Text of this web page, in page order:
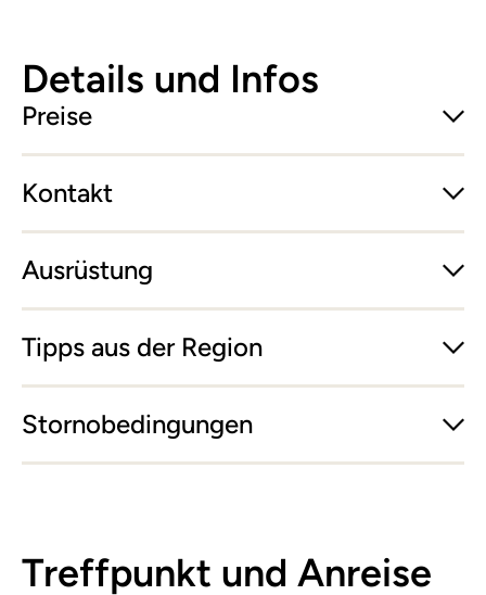
Details und Infos
Preise
Kontakt
Ausrüstung
Tipps aus der Region
Stornobedingungen
Treffpunkt und Anreise